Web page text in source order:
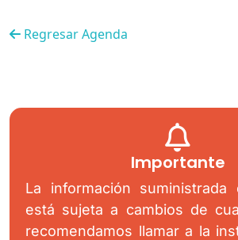
Regresar Agenda
Importante
La información
está sujeta a cambios de
recomendamos llamar a la